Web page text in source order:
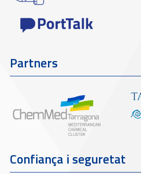
Partners
Confiança i seguretat